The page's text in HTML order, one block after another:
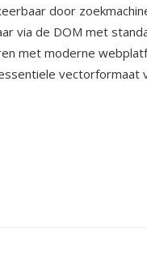
door
via de DOM met
met moderne